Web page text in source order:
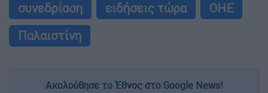
συνεδρίαση ειδήσεις τώρα
ΟΗΕ
Παλαιστίνη
Ακολούθησε το Έθνος στο Google News!